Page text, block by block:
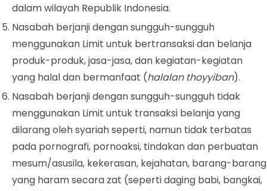
dalam wilayah Republik Indonesia.
Nasabah berjanji dengan sungguh-sungguh
menggunakan Limit untuk bertransaksi dan belanja
produk-produk, jasa-jasa, dan kegiatan-kegiatan
yang halal dan bermanfaat (halalan thoyyiban).
Nasabah berjanji dengan sungguh-sungguh tidak
menggunakan Limit untuk transaksi belanja yang
dilarang oleh syariah seperti, namun tidak terbatas
pada pornografi, pornoaksi, tindakan dan perbuatan
mesum/asusila, kekerasan, kejahatan, barang-barang
yang haram secara zat (seperti daging babi, bangkai,